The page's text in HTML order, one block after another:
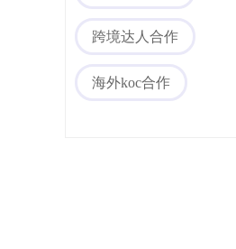
跨境达人合作
海外koc合作